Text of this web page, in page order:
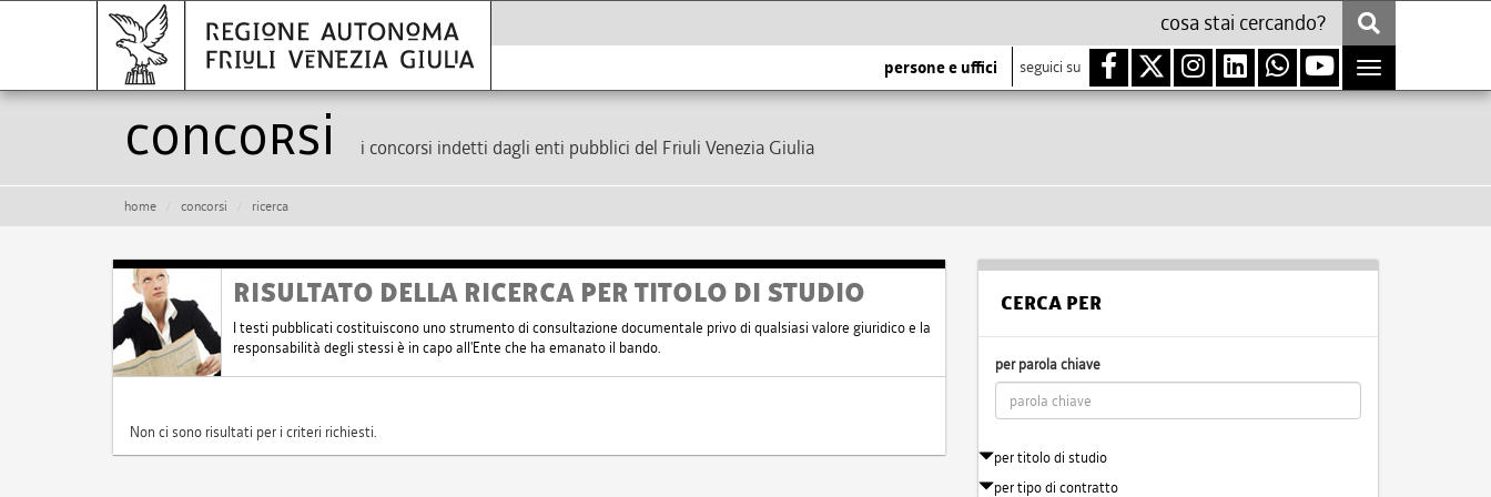
persone e uffici seguici su
Toggle
navigation
Concorsi i concorsi indetti dagli enti pubblici del Friuli Venezia Giulia
home concorsi ricerca
RISULTATO DELLA RICERCA PER TITOLO DI STUDIO
I testi pubblicati costituiscono uno strumento di consultazione documentale privo di qualsiasi valore giuridico e la
responsabilità degli stessi è in capo all'Ente che ha emanato il bando.
Non ci sono risultati per i criteri richiesti.
CERCA PER
per parola chiave
per titolo di studio
per tipo di contratto